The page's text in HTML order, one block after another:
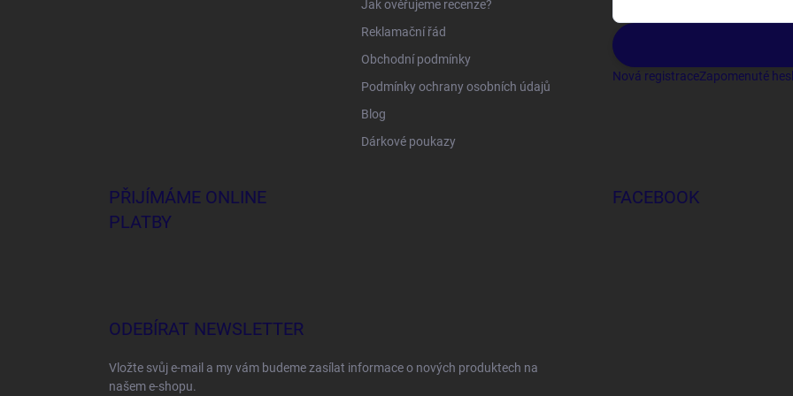
Jak ověřujeme recenze?
Reklamační řád
Obchodní podmínky
Podmínky ochrany osobních údajů
Blog
Dárkové poukazy
Nová registraceZapomenuté
PŘIJÍMÁME ONLINE
PLATBY
FACEBOOK
ODEBÍRAT NEWSLETTER
Vložte svůj e-mail a my vám budeme zasílat informace o nových produktech na
našem e-shopu.